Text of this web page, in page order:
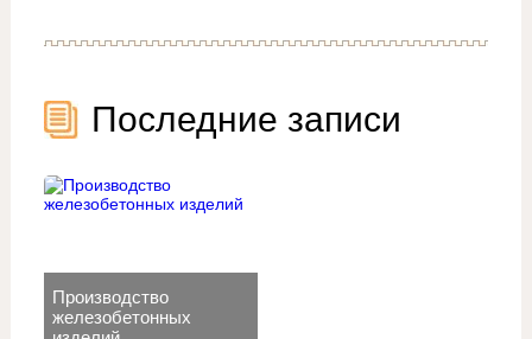
Последние записи
Производство
железобетонных